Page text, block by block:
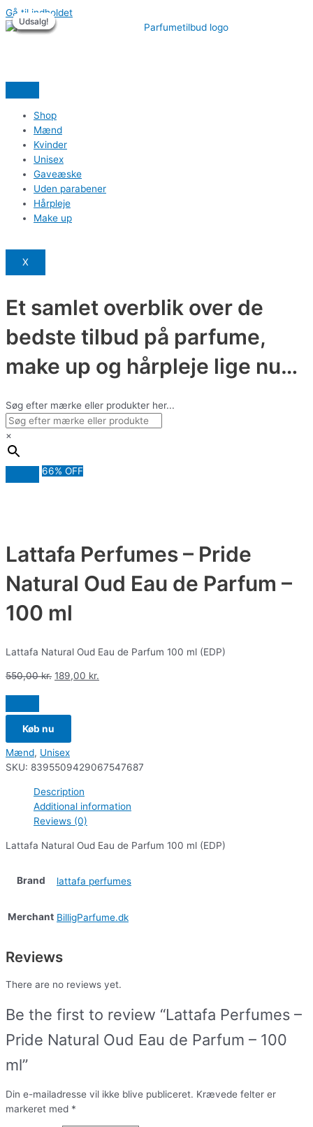
Gå til indholdet
Shop
Mænd
Kvinder
Unisex
Gaveæske
Uden parabener
Hårpleje
Make up
X
Et samlet overblik over de
bedste tilbud på parfume,
make up og hårpleje lige nu…
Søg efter mærke eller produkter her...
×
66% OFF
Lattafa Perfumes – Pride
Natural Oud Eau de Parfum –
100 ml
Lattafa Natural Oud Eau de Parfum 100 ml (EDP)
550,00kr. 189,00 kr.
Køb nu
Mænd, Unisex
SKU: 8395509429067547687
Description
Additional information
Reviews (0)
Lattafa Natural Oud Eau de Parfum 100 ml (EDP)
Brand lattafa perfumes
Merchant BilligParfume.dk
Reviews
There are no reviews yet.
Be the first to review “Lattafa Perfumes –
Pride Natural Oud Eau de Parfum – 100
ml”
Din e-mailadresse vil ikke blive publiceret. Krævede felter er
markeret med *
Udsalg!
Udsalg!
Udsalg!
Udsalg!
Udsalg!
Udsalg!